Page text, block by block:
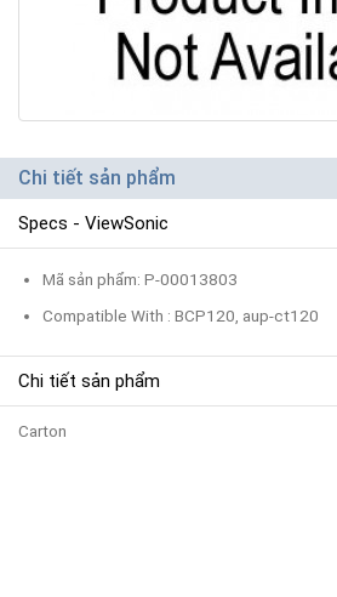
Chi tiết sản phẩm
Specs - ViewSonic
Mã sản phẩm: P-00013803
Compatible With : BCP120, aup-ct120
Chi tiết sản phẩm
Carton